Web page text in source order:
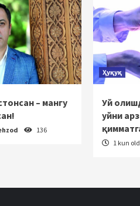
– мангу
136
Ҳуқуқ
Уй
уйни
1 kun